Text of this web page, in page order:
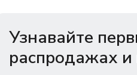
Узнавайте
распродажах и